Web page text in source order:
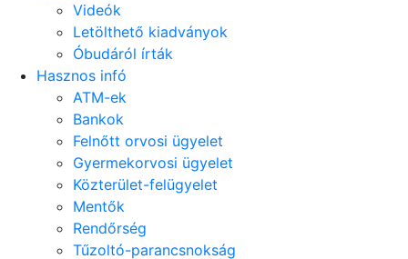
Videók
Letölthető kiadványok
Óbudáról írták
Hasznos infó
ATM-ek
Bankok
Felnőtt orvosi ügyelet
Gyermekorvosi ügyelet
Közterület-felügyelet
Mentők
Rendőrség
Tűzoltó-parancsnokság